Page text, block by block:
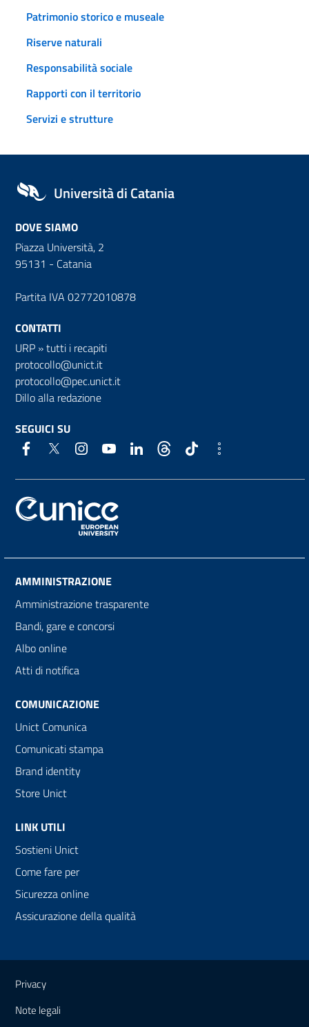
Patrimonio storico e museale
Riserve naturali
Responsabilità sociale
Rapporti con il territorio
Servizi e strutture
Università di Catania
DOVE SIAMO
Piazza Università, 2
95131 - Catania
Partita IVA 02772010878
CONTATTI
URP »tutti i recapiti
protocollo@unict.it
protocollo@pec.unict.it
Dillo alla redazione
SEGUICI SU
AMMINISTRAZIONE
Amministrazione trasparente
Bandi, gare e concorsi
Albo online
Atti di notifica
COMUNICAZIONE
Unict Comunica
Comunicati stampa
Brand identity
Store Unict
LINK UTILI
Sostieni Unict
Come fare per
Sicurezza online
Assicurazione della qualità
Link e informazioni utili
Privacy
Note legali